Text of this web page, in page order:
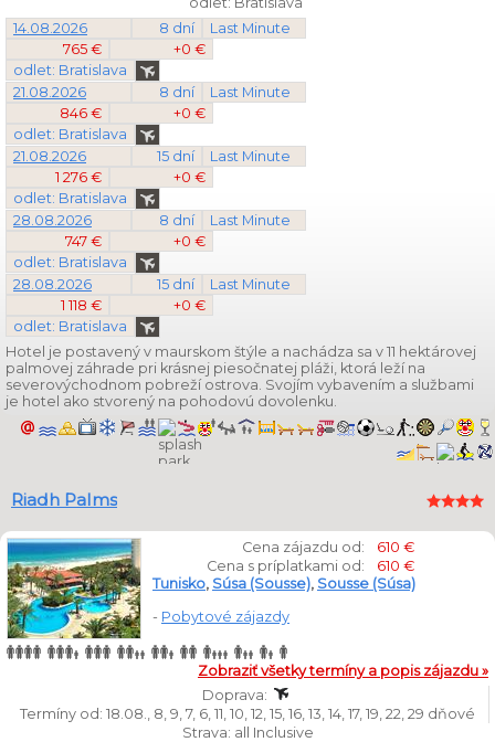
14.08.2026
8 dní
Last Minute
765 €
+0 €
odlet: Bratislava
21.08.2026
8 dní
Last Minute
846 €
+0 €
odlet: Bratislava
21.08.2026
15 dní
Last Minute
1 276 €
+0 €
odlet: Bratislava
28.08.2026
8 dní
Last Minute
747 €
+0 €
odlet: Bratislava
28.08.2026
15 dní
Last Minute
1 118 €
+0 €
odlet: Bratislava
Hotel je postavený v maurskom štýle a nachádza sa v 11 hektárovej
palmovej záhrade pri krásnej piesočnatej pláži, ktorá leží na
severovýchodnom pobreží ostrova. Svojím vybavením a službami
je hotel ako stvorený na pohodovú dovolenku.
Riadh Palms
Cena zájazdu od:
610 €
Cena s príplatkami od:
610 €
Tunisko, Súsa (Sousse), Sousse (Súsa)
- Pobytové zájazdy
Zobraziť všetky termíny a popis zájazdu »
Doprava:
Termíny od: 18.08., 8, 9, 7, 6, 11, 10, 12, 15, 16, 13, 14, 17, 19, 22, 29 dňové
Strava: all Inclusive